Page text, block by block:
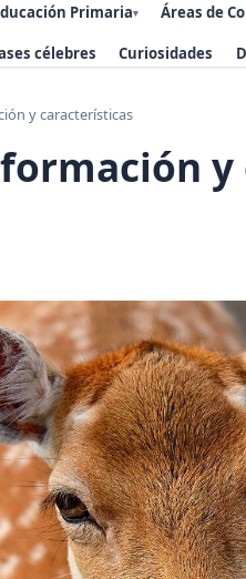
Primaria▾ Áreas de
célebres Curiosidades
y características